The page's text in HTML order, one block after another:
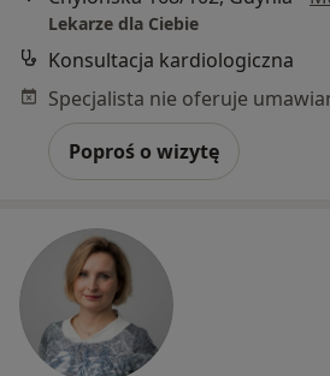
Lekarze dla Ciebie
Konsultacja kardiologiczna
Poproś o wizytę